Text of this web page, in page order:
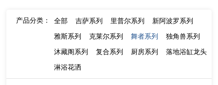
产品分类： 全部 吉萨系列 里普尔系列
新阿波罗系列
雅斯系列
克莱尔系列 舞者系列
独角兽系列
沐藏阁系列
复合系列 厨房系列
落地浴缸龙头
淋浴花洒